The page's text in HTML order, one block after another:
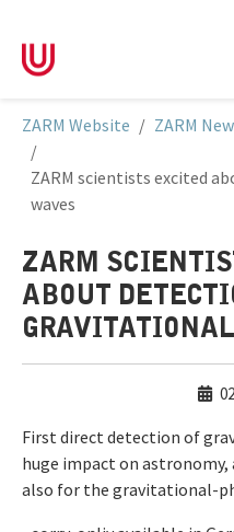
ZARM Website ZARM
ZARM scientists excited
waves
ZARM
ABOUT
First direct detection of
huge impact on
also for the gravitational-